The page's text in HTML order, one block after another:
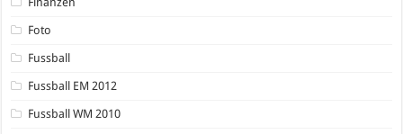
Foto
Fussball
Fussball EM 2012
Fussball WM 2010